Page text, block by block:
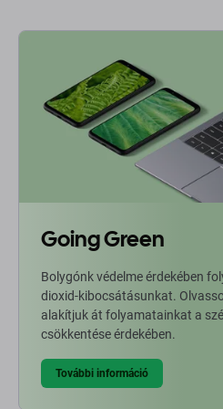
Going Green
Bolygónk védelme érdekében
dioxid-kibocsátásunkat.
alakítjuk át folyamatainkat a
csökkentése érdekében.
További információ